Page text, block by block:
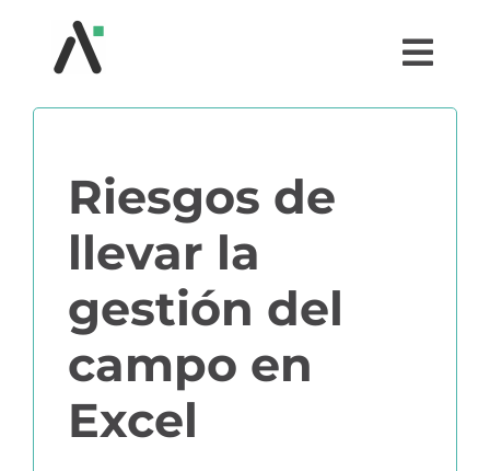
¿QUÉ ES AGRI?
MÓDULOS
TESTIMONIOS
PRECIOS
PARTNERS
Riesgos de
llevar la
gestión del
campo en
Excel